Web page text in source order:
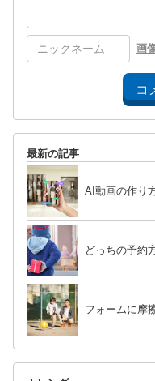
画
コ
最新の記事
AI動画の作り
どっちの予約
フォームに摩